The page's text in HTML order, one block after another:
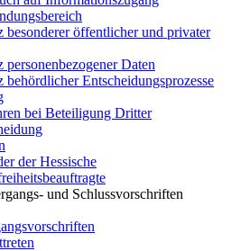
besonderer öffentlicher und privater
personenbezogener Daten
behördlicher Entscheidungsprozesse
bei Beteiligung Dritter
der Hessische
und Schlussvorschriften